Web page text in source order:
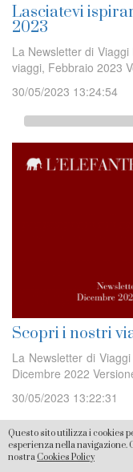
Questo sito utilizza i cookies
esperienza nella navigazione.
nostraCookies Policy
Lasciatevi
2023
La Newsletter di
viaggi, Febbraio 2023
30/05/2023 13:24:54
Scopri i nostri
La Newsletter di
Dicembre 2022
30/05/2023 13:22:31